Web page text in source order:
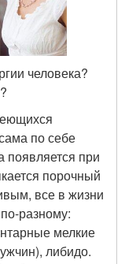
человека?
по себе
появляется при
порочный
все в жизни
разному:
мелкие
либидо.